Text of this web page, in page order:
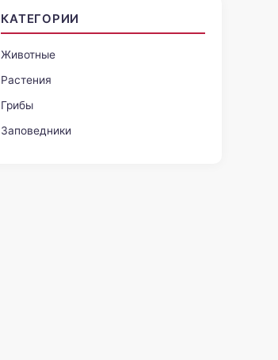
КАТЕГОРИИ
Животные
Растения
Грибы
Заповедники